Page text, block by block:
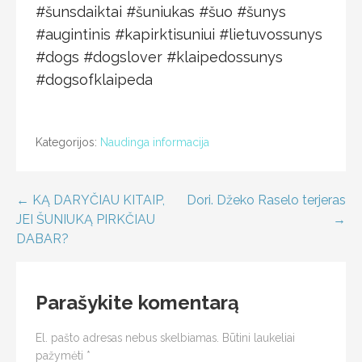
#šunsdaiktai #šuniukas #šuo #šunys
#augintinis #kapirktisuniui #lietuvossunys
#dogs #dogslover #klaipedossunys
#dogsofklaipeda
Kategorijos: Naudinga informacija
← KĄ DARYČIAU KITAIP,
JEI ŠUNIUKĄ PIRKČIAU
DABAR?
Dori. Džeko Raselo terjeras
→
Parašykite komentarą
El. pašto adresas nebus skelbiamas. Būtini laukeliai
pažymėti *